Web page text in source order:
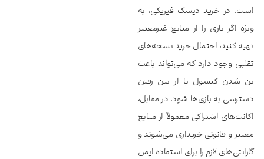
است. در خرید دیسک فیزیکی، به
ویژه اگر بازی را از منابع غیرمعتبر
تهیه کنید، احتمال خرید نسخه‌های
تقلبی وجود دارد که می‌تواند باعث
بن شدن کنسول یا از بین رفتن
دسترسی به بازی‌ها شود. در مقابل،
اکانت‌های اشتراکی معمولاً از منابع
معتبر و قانونی خریداری می‌شوند و
گارانتی‌های لازم را برای استفاده ایمن